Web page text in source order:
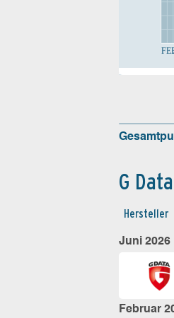
G
Hersteller
Juni 2026
Februar